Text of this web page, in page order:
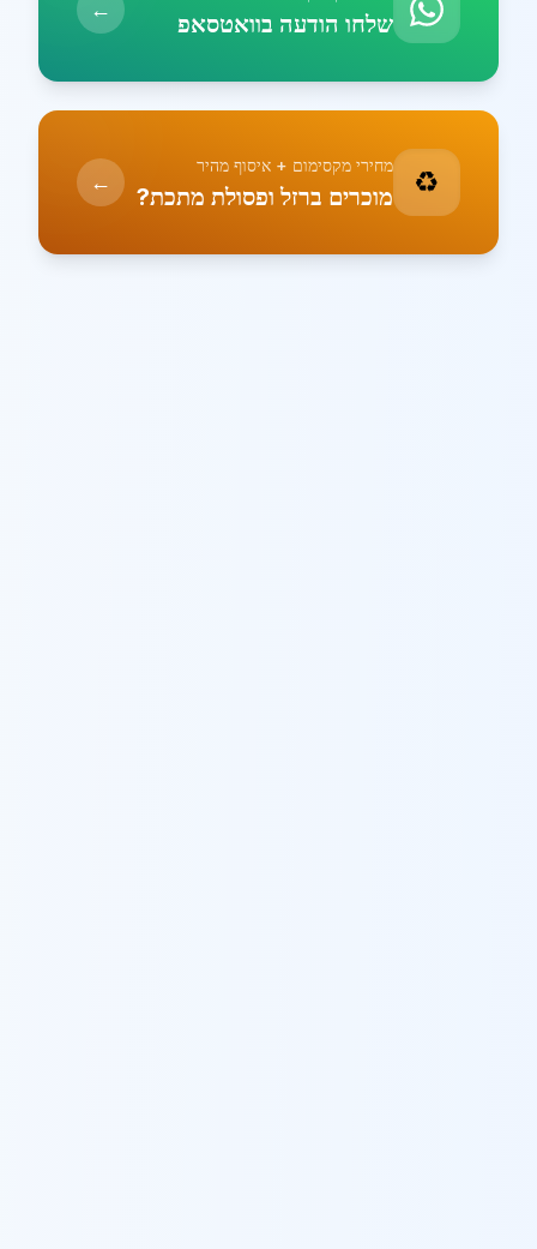
שלחו הודעה בוואטסאפ ←
♻️ מחירי מקסימום + איסוף מהיר
מוכרים ברזל ופסולת מתכת? ←